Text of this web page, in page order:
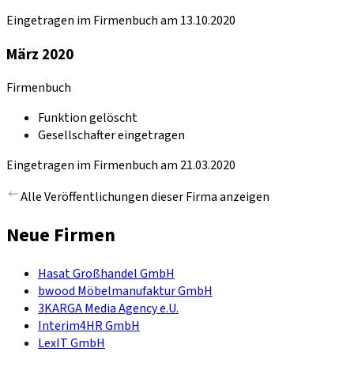
Eingetragen im Firmenbuch am 13.10.2020
März 2020
Firmenbuch
Funktion gelöscht
Gesellschafter eingetragen
Eingetragen im Firmenbuch am 21.03.2020
Alle Veröffentlichungen dieser Firma anzeigen
Neue Firmen
Hasat Großhandel GmbH
bwood Möbelmanufaktur GmbH
3KARGA Media Agency e.U.
Interim4HR GmbH
LexIT GmbH